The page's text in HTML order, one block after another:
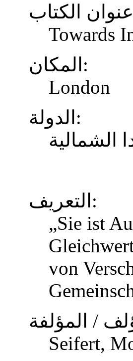
Towards
المكان:
London
الدولة:
الشمالية
التعريف:
„Sie ist
von
Seifert,